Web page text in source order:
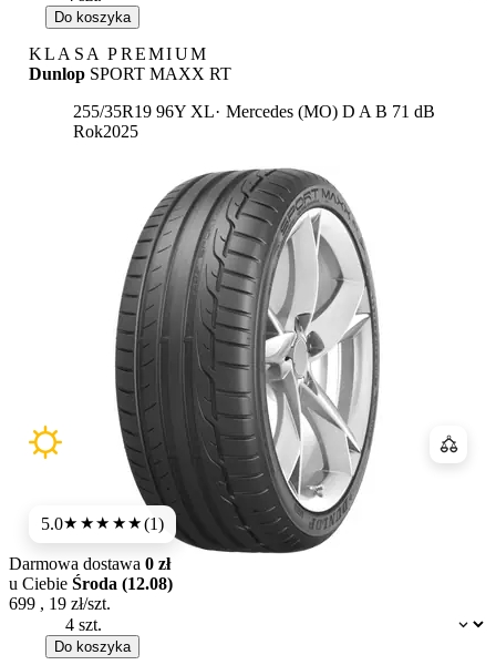
Do koszyka
KLASA PREMIUM
Dunlop SPORT MAXX RT
255/35R19 96Y XL
Mercedes (MO) Etykieta:
D A B 71 dB
Rok2025
5.0★★★★★(1)
Dostępność:
Darmowa dostawa 0 zł
u Ciebie Środa (12.08)
699 , 19 zł/szt.
Do koszyka